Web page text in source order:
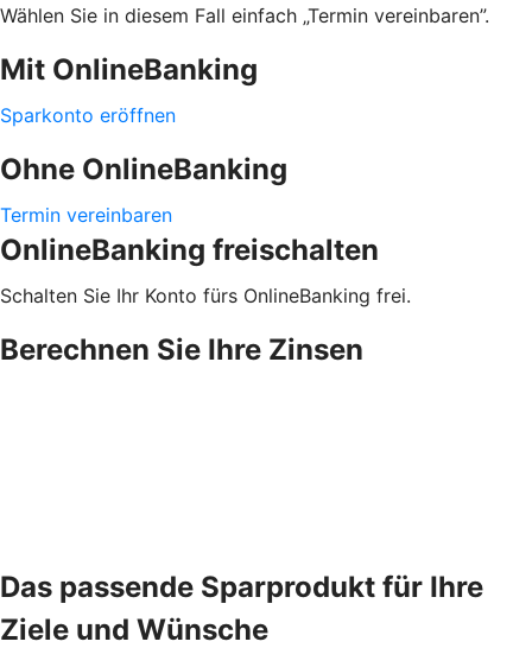
Wählen Sie in diesem Fall einfach „Termin vereinbaren”.
Mit OnlineBanking
Sparkonto eröffnen
Ohne OnlineBanking
Termin vereinbaren
OnlineBanking freischalten
Schalten Sie Ihr Konto fürs OnlineBanking frei.
Berechnen Sie Ihre Zinsen
Das passende Sparprodukt für Ihre
Ziele und Wünsche